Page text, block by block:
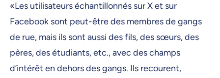
«Les utilisateurs échantillonnés sur X et sur
Facebook sont peut-être des membres de gangs
de rue, mais ils sont aussi des fils, des sœurs, des
pères, des étudiants, etc., avec des champs
d’intérêt en dehors des gangs. Ils recourent,